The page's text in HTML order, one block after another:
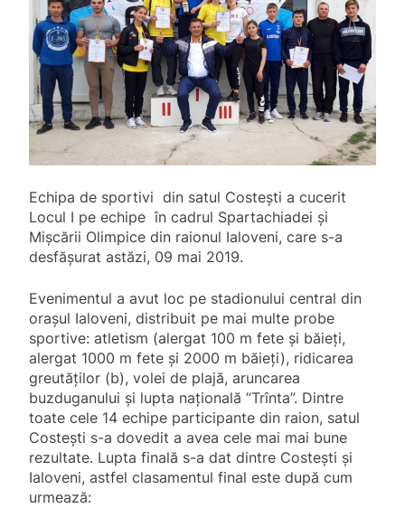
Echipa de sportivi din satul Costești a cucerit
Locul I pe echipe în cadrul Spartachiadei şi
Mişcării Olimpice din raionul Ialoveni, care s-a
desfăşurat astăzi, 09 mai 2019.
Evenimentul a avut loc pe stadionului central din
orașul Ialoveni, distribuit pe mai multe probe
sportive: atletism (alergat 100 m fete și băieți,
alergat 1000 m fete și 2000 m băieți), ridicarea
greutăților (b), volei de plajă, aruncarea
buzduganului și lupta națională ”Trînta”. Dintre
toate cele 14 echipe participante din raion, satul
Costești s-a dovedit a avea cele mai mai bune
rezultate. Lupta finală s-a dat dintre Costești și
Ialoveni, astfel clasamentul final este după cum
urmează: